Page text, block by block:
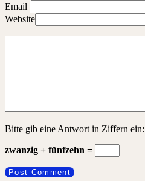
Email
Website
Bitte gib eine Antwort in Ziffern ein:
zwanzig + fünfzehn =